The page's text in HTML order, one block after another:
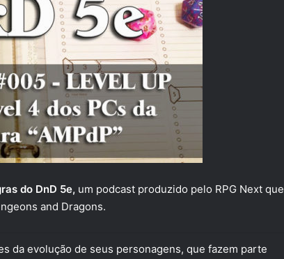
do DnD 5e, um podcast produzido pelo RPG Next que
and Dragons.
da evolução de seus personagens, que fazem parte